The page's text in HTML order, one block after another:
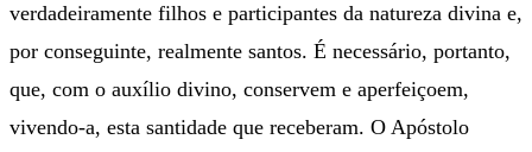
verdadeiramente filhos e participantes da natureza divina e,
por conseguinte, realmente santos. É necessário, portanto,
que, com o auxílio divino, conservem e aperfeiçoem,
vivendo-a, esta santidade que receberam. O Apóstolo